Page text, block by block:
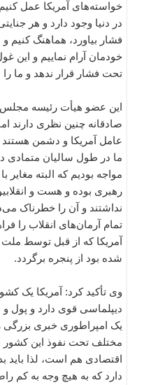
خواسته‌های آمریکا عمل
در دنیا وجود دارد و هر
فشار بیاورد، هماهنگ کنیم و
خودمان آرام نماییم و این
تحت فشار قرار ندهد و ما را
این عضو هیأت رئیسه مجلس
صادقانه چنین نظری دارند
عامل آمریکا و دشمن هستند
ما در طول سالیان متمادی
مواجه بودیم که البته
رهبری بوده و هست و
نداشتند و آن را خطرناک
تمام آرمان‌های انقلاب را
آمریکا که از قبل توسط ملت
شده بود از پنجره برگردد.
وی تأکید کرد: آمریکا یک
دیپلماسی قوی دارد و پول
یک امپراطوری خبری بزرگی
مختلف تحت نفوذ این کشور
اقتصادی هم است، لذا باید
دارد که به هیچ وجه به کم